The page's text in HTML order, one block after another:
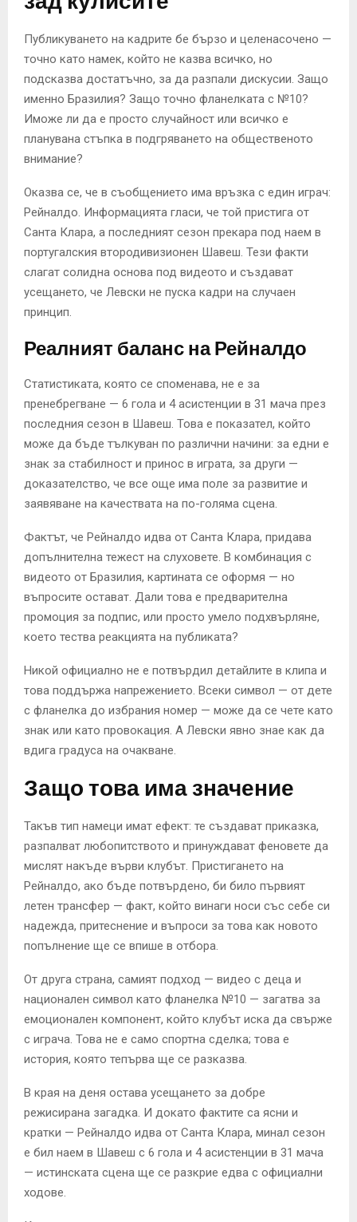
Публикуването на кадрите бе бързо и целенасочено —
точно като намек, който не казва всичко, но
подсказва достатъчно, за да разпали дискусии. Защо
именно Бразилия? Защо точно фланелката с №10?
Иможе ли да е просто случайност или всичко е
планувана стъпка в подгряването на общественото
внимание?
Оказва се, че в съобщението има връзка с един играч:
Рейналдо. Информацията гласи, че той пристига от
Санта Клара, а последният сезон прекара под наем в
португалския втородивизионен Шавеш. Тези факти
слагат солидна основа под видеото и създават
усещането, че Левски не пуска кадри на случаен
принцип.
Реалният баланс на Рейналдо
Статистиката, която се споменава, не е за
пренебрегване — 6 гола и 4 асистенции в 31 мача през
последния сезон в Шавеш. Това е показател, който
може да бъде тълкуван по различни начини: за едни е
знак за стабилност и принос в играта, за други —
доказателство, че все още има поле за развитие и
заявяване на качествата на по-голяма сцена.
Фактът, че Рейналдо идва от Санта Клара, придава
допълнителна тежест на слуховете. В комбинация с
видеото от Бразилия, картината се оформя — но
въпросите остават. Дали това е предварителна
промоция за подпис, или просто умело подхвърляне,
което тества реакцията на публиката?
Никой официално не е потвърдил детайлите в клипа и
това поддържа напрежението. Всеки символ — от дете
с фланелка до избрания номер — може да се чете като
знак или като провокация. А Левски явно знае как да
вдига градуса на очакване.
Защо това има значение
Такъв тип намеци имат ефект: те създават приказка,
разпалват любопитството и принуждават феновете да
мислят накъде върви клубът. Пристигането на
Рейналдо, ако бъде потвърдено, би било първият
летен трансфер — факт, който винаги носи със себе си
надежда, притеснение и въпроси за това как новото
попълнение ще се впише в отбора.
От друга страна, самият подход — видео с деца и
национален символ като фланелка №10 — загатва за
емоционален компонент, който клубът иска да свърже
с играча. Това не е само спортна сделка; това е
история, която тепърва ще се разказва.
В края на деня остава усещането за добре
режисирана загадка. И докато фактите са ясни и
кратки — Рейналдо идва от Санта Клара, минал сезон
е бил наем в Шавеш с 6 гола и 4 асистенции в 31 мача
— истинската сцена ще се разкрие едва с официални
ходове.